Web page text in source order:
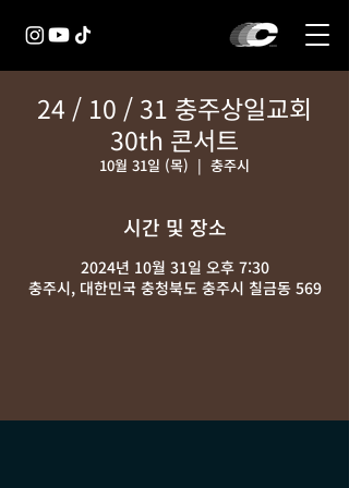
24 / 10 / 31 충주상일교회
30th 콘서트
10월 31일 (목)
  |
충주시
시간 및 장소
2024년 10월 31일 오후 7:30
충주시, 대한민국 충청북도 충주시 칠금동 569